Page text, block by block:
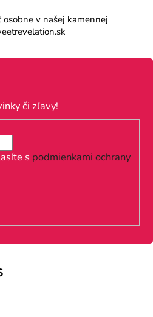
v našej kamennej
či zľavy!
s podmienkami ochrany